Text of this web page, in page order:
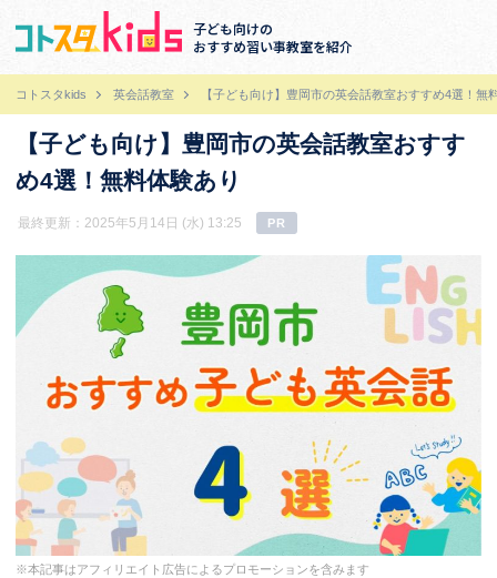
子ども向けの
おすすめ習い事教室を紹介
コトスタkids 英会話教室 【子ども向け】豊岡市の英会話教室おすすめ4選！無
【子ども向け】豊岡市の英会話教室おすす
め4選！無料体験あり
最終更新：2025年5月14日 (水) 13:25 PR
※本記事はアフィリエイト広告によるプロモーションを含みます